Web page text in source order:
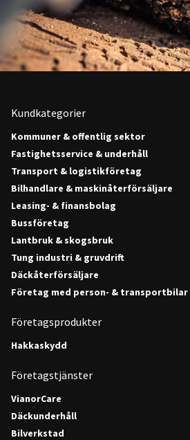
Kundkategorier
Kommuner & offentlig sektor
Fastighetsservice & underhåll
Transport & logistikföretag
Bilhandlare & maskinåterförsäljare
Leasing- & finansbolag
Bussföretag
Lantbruk & skogsbruk
Tung industri & gruvdrift
Däckåterförsäljare
Företag med person- & transportbilar
Företagsprodukter
Hakkaskydd
Företagstjänster
VianorCare
Däckunderhåll
Bilverkstad